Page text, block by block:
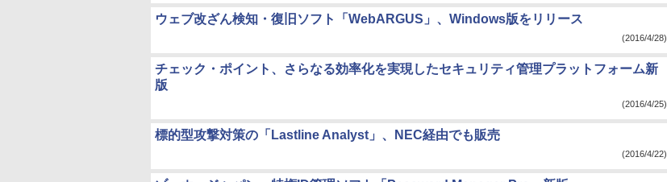
ウェブ改ざん検知・復旧ソフト「WebARGUS」、Windows版をリリース
(2016/4/28)
チェック・ポイント、さらなる効率化を実現したセキュリティ管理プラットフォーム新
版
(2016/4/25)
標的型攻撃対策の「Lastline Analyst」、NEC経由でも販売
(2016/4/22)